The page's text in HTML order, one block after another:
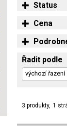
Status
Cena
Řadit podle
3 produkty 1